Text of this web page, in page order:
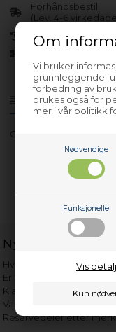
Om
Vi bruker
grunnleggende
forbedring av
brukes også for
mer i vår politikk
Nødvendige
Funksjonelle
Vis
Produktinfo
Gwn37430
Forhåndsbestill
(Lev. 4-6
30 dagers returrett
Nyttige lenker
Hvor gammelt er
Er det verdt å reparere?
Klage på bassengrobot
Vannets hardhetsgrad
Reservedeler etter